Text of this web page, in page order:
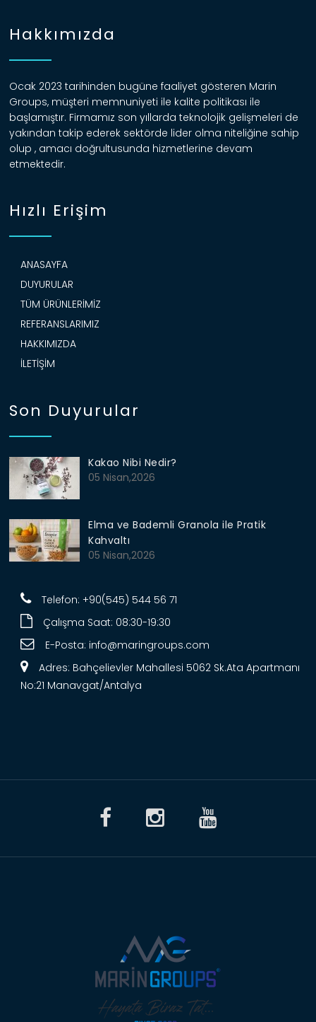
Hakkımızda
Ocak 2023 tarihinden bugüne faaliyet gösteren Marin
Groups, müşteri memnuniyeti ile kalite politikası ile
başlamıştır. Firmamız son yıllarda teknolojik gelişmeleri de
yakından takip ederek sektörde lider olma niteliğine sahip
olup , amacı doğrultusunda hizmetlerine devam
etmektedir.
Hızlı Erişim
ANASAYFA
DUYURULAR
TÜM ÜRÜNLERIMIZ
REFERANSLARIMIZ
HAKKIMIZDA
İLETIŞIM
Son Duyurular
Kakao Nibi Nedir?
05 Nisan,2026
Elma ve Bademli Granola ile Pratik
Kahvaltı
05 Nisan,2026
Telefon: +90(545) 544 56 71
Çalışma Saat: 08:30-19:30
E-Posta: info@maringroups.com
Adres: Bahçelievler Mahallesi 5062 Sk.Ata Apartmanı
No:21 Manavgat/Antalya